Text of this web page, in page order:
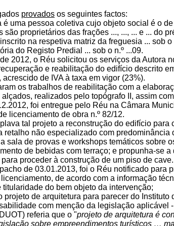
provados os seguintes factos:
é uma pessoa coletiva cujo objeto social é o
são proprietários das frações ..., ..., ... e ... do
na respetiva matriz da freguesia ... sob
do Registo Predial ... sob o n.º ...09.
2012, o Réu solicitou os serviços da Autora
e reabilitação do edifício descrito
acrescido de IVA à taxa em vigor (23%).
os trabalhos de reabilitação com a
alçados, realizados pelo topógrafo II, assim
foi entregue pelo Réu na Câmara
licenciamento de obra n.º 82/12.
tal projeto a reconstrução do edifício
retalho não especializado com
sala de provas e workshops temáticos sobre
de bebidas com terraço; e propunha-se
proceder à construção de um piso de cave.
de 03.01.2013, foi o Réu notificado para
de acordo com a informação
titularidade do bem objeto da intervenção;
projeto de arquitetura para parecer do
com menção da legislação aplicável
referia que o "projeto de arquitetura é
sobre empreendimentos turísticos …